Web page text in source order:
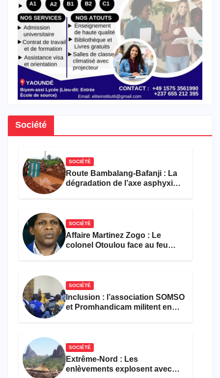
Société
SOCIÉTÉ
Route Bambalang-Bafanji : La
dégradation de l’axe asphyxie
SOCIÉTÉ
Affaire Martinez Zogo : Le
colonel Otoulou face au feu
SOCIÉTÉ
Inclusion : l’association SOMSO
et Promhandicam militent en
SOCIÉTÉ
Extrême-Nord : Les
enlèvements explosent avec